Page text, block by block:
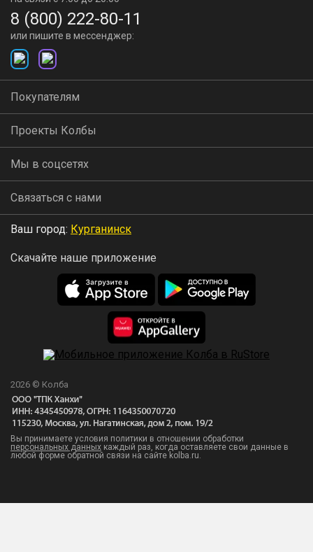
8 (800) 222-80-11
или пишите в мессенджер:
Покупателям
Проекты Колбы
Мы в соцсетях
Связаться с нами
Ваш город: Курганинск
Скачайте наше приложение
2026 © Колба
Вы принимаете условия политики в отношении обработки
персональных данных каждый раз, когда оставляете свои данные в
любой форме обратной связи на сайте kolba.ru.